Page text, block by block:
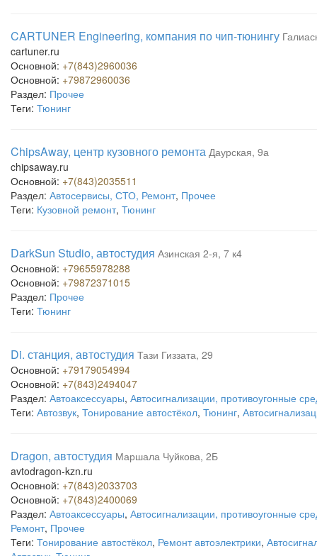
CARTUNER Engineering, компания по чип-тюнингу
cartuner.ru
Основной: +7(843)2960036
Основной: +79872960036
Раздел: Прочее
Теги: Тюнинг
ChipsAway, центр кузовного ремонта Даурская, 9а
chipsaway.ru
Основной: +7(843)2035511
Раздел: Автосервисы, СТО, Ремонт, Прочее
Теги: Кузовной ремонт, Тюнинг
DarkSun Studio, автостудия Азинская 2-я, 7 к4
Основной: +79655978288
Основной: +79872371015
Раздел: Прочее
Теги: Тюнинг
Di. станция, автостудия Тази Гиззата, 29
Основной: +79179054994
Основной: +7(843)2494047
Раздел: Автоаксессуары, Автосигнализации, противоугонные
Теги: Автозвук, Тонирование автостёкол, Тюнинг,
Dragon, автостудия Маршала Чуйкова, 2Б
avtodragon-kzn.ru
Основной: +7(843)2033703
Основной: +7(843)2400069
Раздел: Автоаксессуары, Автосигнализации, противоугонные
Ремонт, Прочее
Теги: Тонирование автостёкол, Ремонт автоэлектрики,